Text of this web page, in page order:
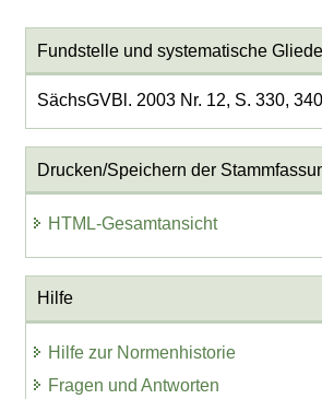
Fundstelle und systematische
SächsGVBl. 2003 Nr. 12, S. 330, 340
Drucken/Speichern der
HTML-Gesamtansicht
Hilfe
Hilfe zur Normenhistorie
Fragen und Antworten